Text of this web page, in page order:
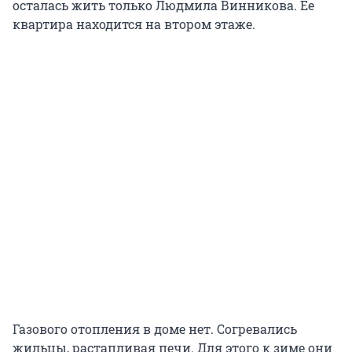
осталась жить только Людмила Винникова. Ее
квартира находится на втором этаже.
Газового отопления в доме нет. Согревались
жильцы, растапливая печи. Для этого к зиме они